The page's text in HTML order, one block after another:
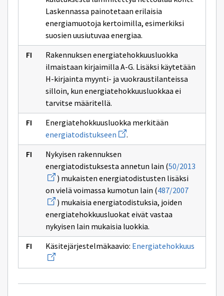
Laskennassa painotetaan erilaisia
energiamuotoja kertoimilla, esimerkiksi
suosien uusiutuvaa energiaa.
Rakennuksen energiatehokkuusluokka
ilmaistaan kirjaimilla A-G. Lisäksi käytetään
H-kirjainta myynti- ja vuokraustilanteissa
silloin, kun energiatehokkuusluokkaa ei
tarvitse määritellä.
Energiatehokkuusluokka merkitään
energiatodistukseen Avaa
uuden
ikkunan
sivulle
energiatodistukseen
.
Nykyisen rakennuksen
energiatodistuksesta annetun lain (50/2013
) mukaisten energiatodistusten lisäksi
on vielä voimassa kumotun lain (487/2007Avaa
) mukaisia energiatodistuksia, joiden
energiatehokkuusluokat eivät vastaa
nykyisen lain mukaisia luokkia.
Käsitejärjestelmäkaavio: Energiatehokkuus
sivulle